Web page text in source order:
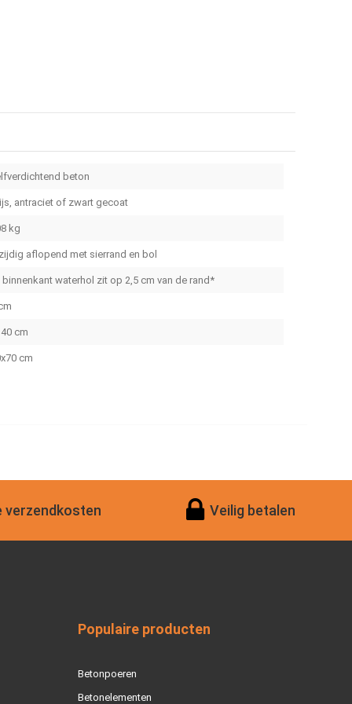
beton
antraciet of zwart gecoat
kg
aflopend met sierrand en bol
binnenkant waterhol zit op 2,5 cm van de rand*
cm
cm
verzendkosten Veilig betalen
Populaire producten
Betonpoeren
Betonelementen